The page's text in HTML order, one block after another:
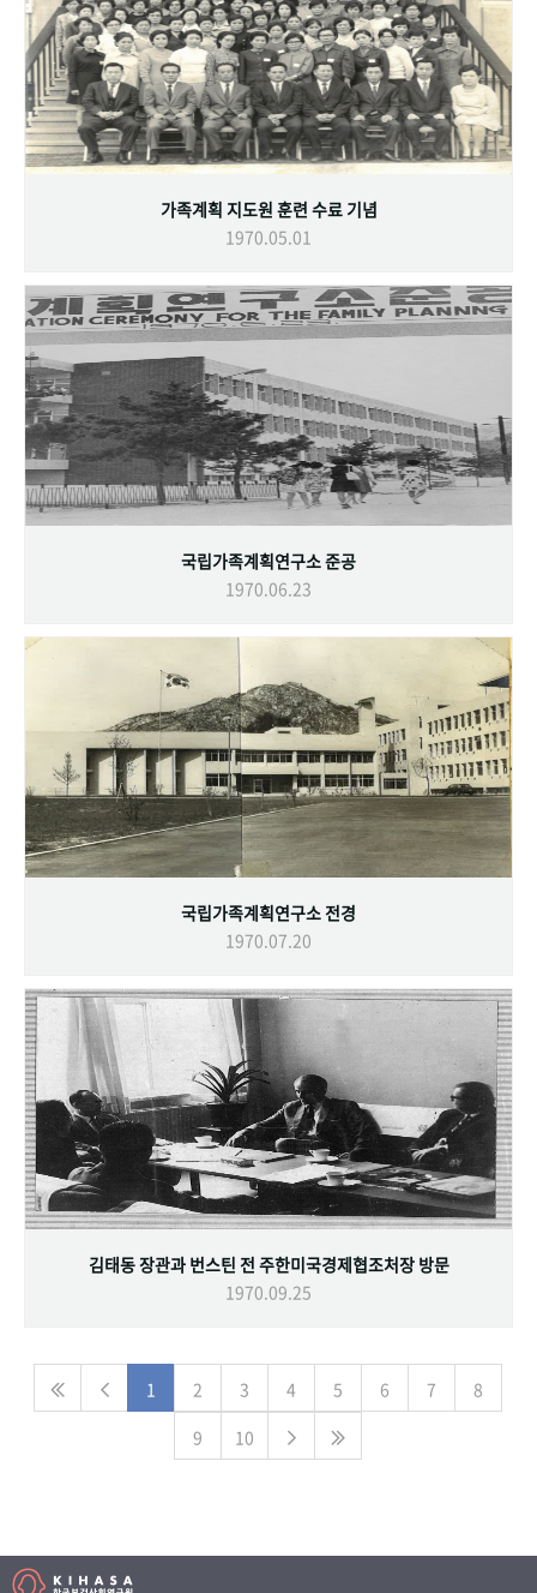
가족계획 지도원 훈련 수료 기념
1970.05.01
국립가족계획연구소 준공
1970.06.23
국립가족계획연구소 전경
1970.07.20
김태동 장관과 번스틴 전 주한미국경제협조처장 방문
1970.09.25
1 2 3 4 5 6 7
8
9
10